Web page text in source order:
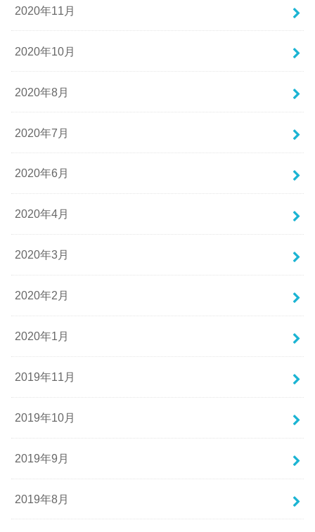
2020年11月
2020年10月
2020年8月
2020年7月
2020年6月
2020年4月
2020年3月
2020年2月
2020年1月
2019年11月
2019年10月
2019年9月
2019年8月